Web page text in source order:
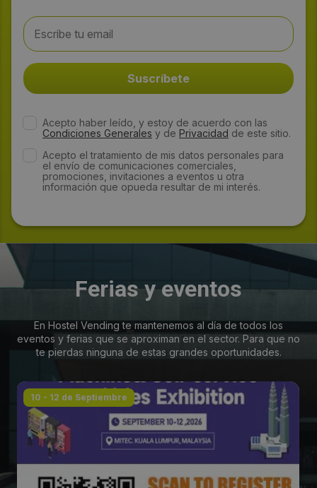
Acepto haber leído, y estoy de acuerdo con las
Condiciones Generales y de Privacidad de este sitio.
Acepto el tratamiento de mis datos personales para
el envío de comunicaciones comerciales,
promociones, invitaciones a eventos u otra
información que opueda resultar de mi interés.
Ferias y eventos
En Hostel Vending te mantenemos al día de todos los
eventos y ferias que se aproximan en el sector. Para que no
te pierdas ninguna de estas grandes oportunidades.
10 - 12 de Septiembre